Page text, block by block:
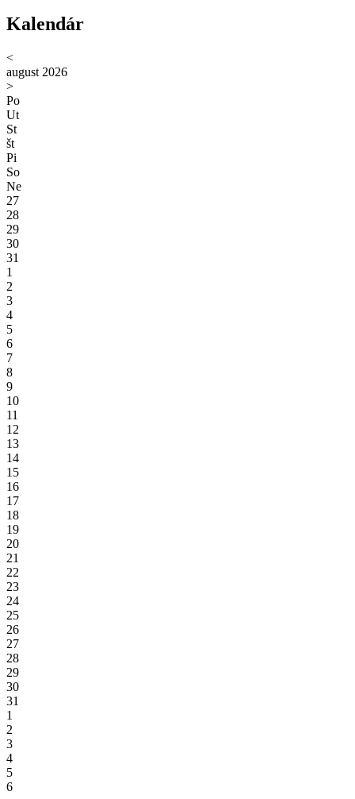
Kalendár
<
august 2026
>
Po
Ut
St
št
Pi
So
Ne
27
28
29
30
31
1
2
3
4
5
6
7
8
9
10
11
12
13
14
15
16
17
18
19
20
21
22
23
24
25
26
27
28
29
30
31
1
2
3
4
5
6